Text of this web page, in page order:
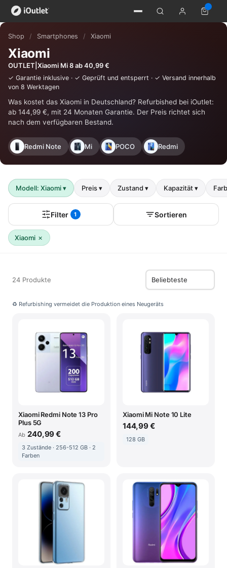
Shop / Smartphones / Xiaomi
Xiaomi
OUTLET|Xiaomi Mi 8 ab 40,99 €
✓ Garantie inklusive · ✓ Geprüft und entsperrt · ✓ Versand innerhalb
von 8 Werktagen
Was kostet das Xiaomi in Deutschland? Refurbished bei iOutlet:
ab 144,99 €, mit 24 Monaten Garantie. Der Preis richtet sich
nach dem verfügbaren Bestand.
Redmi Note Mi POCO Redmi
Modell: Xiaomi▾ Preis▾ Zustand ▾ Kapazität▾
Filter 1 Sortieren
Xiaomi ×
24 Produkte
♻ Refurbishing vermeidet die Produktion eines Neugeräts
Xiaomi Redmi Note 13 Pro
Plus 5G
Ab 240,99 €
3 Zustände · 256-512 GB · 2
Farben
Xiaomi Mi Note 10 Lite
144,99 €
128 GB